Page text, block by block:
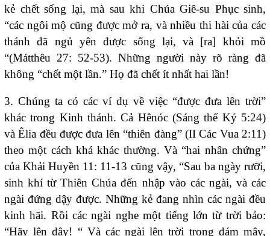
kẻ chết sống lại, mà sau khi Chúa Giê-su Phục sinh,
“các ngôi mộ cũng được mở ra, và nhiều thi hài của các
thánh đã ngủ yên được sống lại, và [ra] khỏi mồ
“(Mátthêu 27: 52-53). Những người này rõ ràng đã
không “chết một lần.” Họ đã chết ít nhất hai lần!
3. Chúng ta có các ví dụ về việc “được đưa lên trời”
khác trong Kinh thánh. Cả Hênóc (Sáng thế Ký 5:24)
và Êlia đều được đưa lên “thiên đàng” (II Các Vua 2:11)
theo một cách khá khác thường. Và “hai nhân chứng”
của Khải Huyền 11: 11-13 cũng vậy, “Sau ba ngày rưỡi,
sinh khí từ Thiên Chúa đến nhập vào các ngài, và các
ngài đứng dậy được. Những kẻ đang nhìn các ngài đều
kinh hãi. Rồi các ngài nghe một tiếng lớn từ trời bảo:
“Hãy lên đây! “ Và các ngài lên trời trong đám mây,